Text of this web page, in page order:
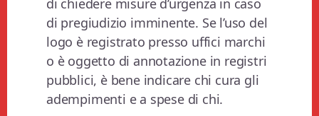
di chiedere misure d’urgenza in caso
di pregiudizio imminente. Se l’uso del
logo è registrato presso uffici marchi
o è oggetto di annotazione in registri
pubblici, è bene indicare chi cura gli
adempimenti e a spese di chi.